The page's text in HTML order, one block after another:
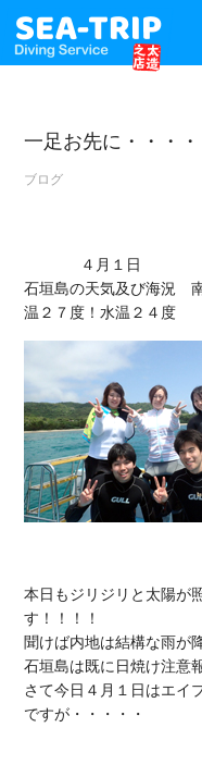
一足お先に・・・・
ブログ
石垣島の天気及び海況　
本日もジリジリと太陽が
す！！！！
聞けば内地は結構な雨が
石垣島は既に日焼け注意
さて今日４月１日はエイ
ですが・・・・・